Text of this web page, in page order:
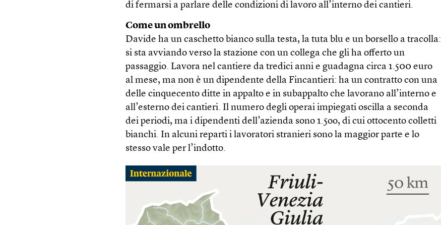
di fermarsi a parlare delle condizioni di lavoro all’interno dei cantieri.
Come un ombrello
Davide ha un caschetto bianco sulla testa, la tuta blu e un borsello a tracolla:
si sta avviando verso la stazione con un collega che gli ha offerto un
passaggio. Lavora nel cantiere da tredici anni e guadagna circa 1.500 euro
al mese, ma non è un dipendente della Fincantieri: ha un contratto con una
delle cinquecento ditte in appalto e in subappalto che lavorano all’interno e
all’esterno dei cantieri. Il numero degli operai impiegati oscilla a seconda
dei periodi, ma i dipendenti dell’azienda sono 1.5oo, di cui ottocento colletti
bianchi. In alcuni reparti i lavoratori stranieri sono la maggior parte e lo
stesso vale per l’indotto.